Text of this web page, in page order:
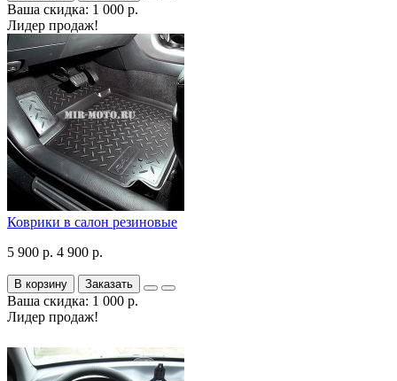
Ваша скидка: 1 000 р.
Лидер продаж!
Коврики в салон резиновые
5 900 р. 4 900 р.
В корзину Заказать
Ваша скидка: 1 000 р.
Лидер продаж!